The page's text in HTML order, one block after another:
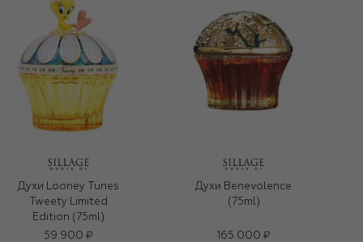
Духи Looney Tunes
Tweety Limited
Edition (75ml)
59 900 ₽
Духи Benevolence
(75ml)
165 000 ₽